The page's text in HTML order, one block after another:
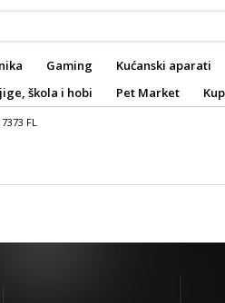
Gaming Kućanski aparati
škola i hobi Pet Market
FL